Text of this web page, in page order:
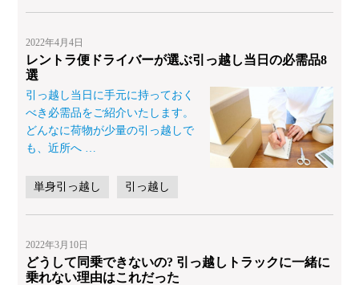
2022年4月4日
レントラ便ドライバーが選ぶ引っ越し当日の必需品8
選
引っ越し当日に手元に持っておく
べき必需品をご紹介いたします。
どんなに荷物が少量の引っ越しで
も、近所へ …
単身引っ越し 引っ越し
2022年3月10日
どうして同乗できないの? 引っ越しトラックに一緒に
乗れない理由はこれだった